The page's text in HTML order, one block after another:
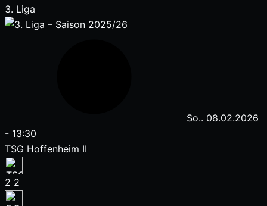
3. Liga
So.. 08.02.2026
- 13:30
TSG Hoffenheim II
2 2